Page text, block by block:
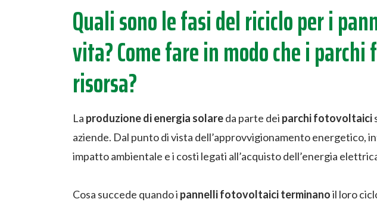
Quali sono le fasi del riciclo per i
vita? Come fare in modo che i
risorsa?
La produzione di energia solareda parte dei parchi fotovoltaici
aziende. Dal punto di vista dell’approvvigionamento
impatto ambientale e i costi legati all’acquisto dell’energia
Cosa succede quando i pannelli fotovoltaici terminanoil loro